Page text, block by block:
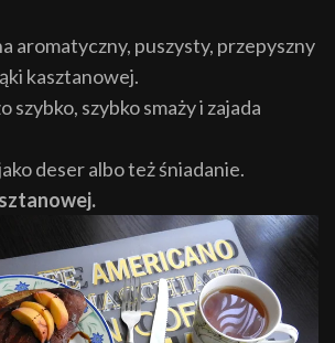
aromatyczny, puszysty, przepyszny
kasztanowej.
szybko, szybko smaży i zajada
deser albo też śniadanie.